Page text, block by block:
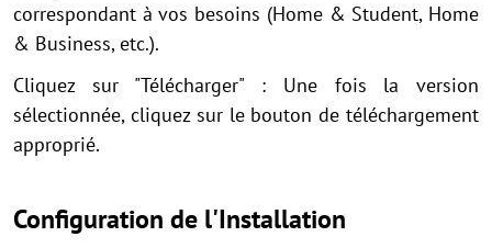
correspondant à vos besoins (Home & Student, Home
& Business, etc.).
Cliquez sur "Télécharger" : Une fois la version
sélectionnée, cliquez sur le bouton de téléchargement
approprié.
Configuration de l'Installation